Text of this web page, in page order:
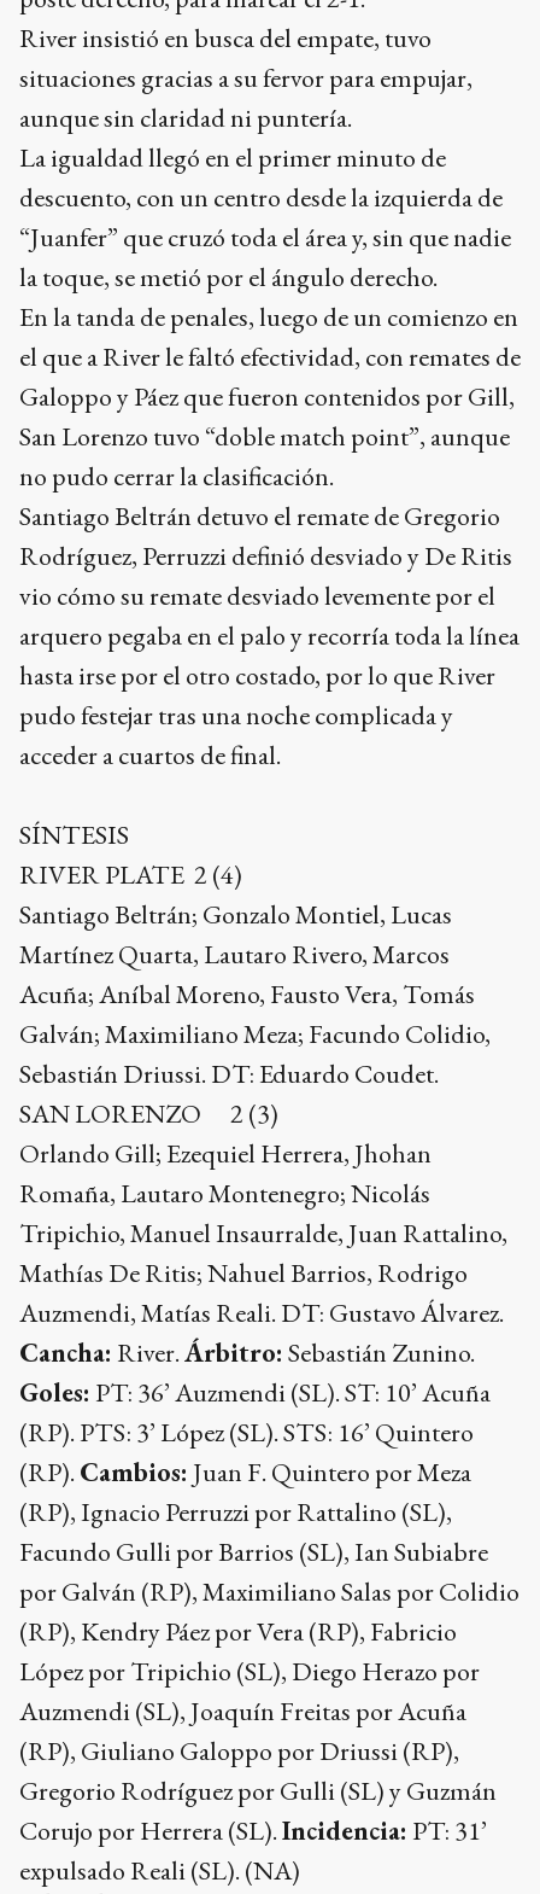
River insistió en busca del empate, tuvo
situaciones gracias a su fervor para empujar,
aunque sin claridad ni puntería.
La igualdad llegó en el primer minuto de
descuento, con un centro desde la izquierda de
“Juanfer” que cruzó toda el área y, sin que nadie
la toque, se metió por el ángulo derecho.
En la tanda de penales, luego de un comienzo en
el que a River le faltó efectividad, con remates de
Galoppo y Páez que fueron contenidos por Gill,
San Lorenzo tuvo “doble match point”, aunque
no pudo cerrar la clasificación.
Santiago Beltrán detuvo el remate de Gregorio
Rodríguez, Perruzzi definió desviado y De Ritis
vio cómo su remate desviado levemente por el
arquero pegaba en el palo y recorría toda la línea
hasta irse por el otro costado, por lo que River
pudo festejar tras una noche complicada y
acceder a cuartos de final.
SÍNTESIS
RIVER PLATE 2 (4)
Santiago Beltrán; Gonzalo Montiel, Lucas
Martínez Quarta, Lautaro Rivero, Marcos
Acuña; Aníbal Moreno, Fausto Vera, Tomás
Galván; Maximiliano Meza; Facundo Colidio,
Sebastián Driussi. DT: Eduardo Coudet.
SAN LORENZO 2 (3)
Orlando Gill; Ezequiel Herrera, Jhohan
Romaña, Lautaro Montenegro; Nicolás
Tripichio, Manuel Insaurralde, Juan Rattalino,
Mathías De Ritis; Nahuel Barrios, Rodrigo
Auzmendi, Matías Reali. DT: Gustavo Álvarez.
Cancha: River.Árbitro: Sebastián Zunino.
Goles: PT: 36’ Auzmendi (SL). ST: 10’ Acuña
(RP). PTS: 3’ López (SL). STS: 16’ Quintero
(RP). Cambios: Juan F. Quintero por Meza
(RP), Ignacio Perruzzi por Rattalino (SL),
Facundo Gulli por Barrios (SL), Ian Subiabre
por Galván (RP), Maximiliano Salas por Colidio
(RP), Kendry Páez por Vera (RP), Fabricio
López por Tripichio (SL), Diego Herazo por
Auzmendi (SL), Joaquín Freitas por Acuña
(RP), Giuliano Galoppo por Driussi (RP),
Gregorio Rodríguez por Gulli (SL) y Guzmán
Corujo por Herrera (SL).Incidencia: PT: 31’
expulsado Reali (SL). (NA)